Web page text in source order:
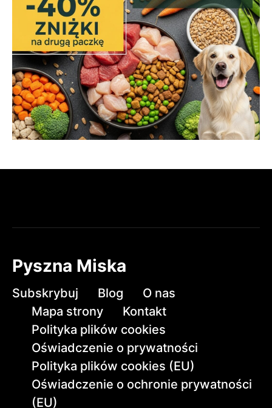
Pyszna Miska
Subskrybuj Blog
O nas
Mapa strony
Kontakt
Polityka plików cookies
Oświadczenie o prywatności
Polityka plików cookies (EU)
Oświadczenie o ochronie prywatności
(EU)